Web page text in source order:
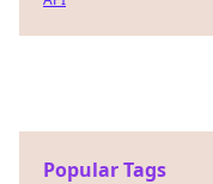
Popular Tags